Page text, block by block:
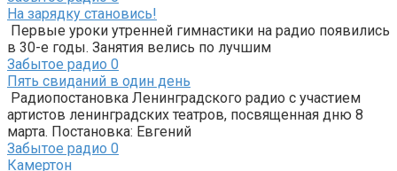
На зарядку становись!
Первые уроки утренней гимнастики на радио появились
в 30-е годы. Занятия велись по лучшим
Забытое радио 0
Пять свиданий в один день
Радиопостановка Ленинградского радио с участием
артистов ленинградских театров, посвященная дню 8
марта. Постановка: Евгений
Забытое радио 0
Камертон